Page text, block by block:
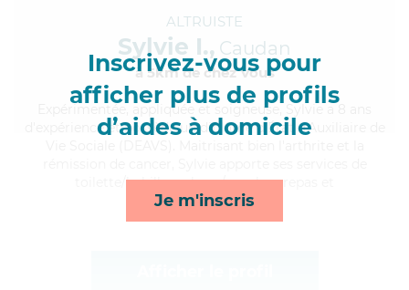
Inscrivez-vous pour
afficher plus de profils
d’aides à domicile
Je m'inscris
ALTRUISTE
Sylvie I., Caudan
à 5km de chez Vous
, appliquée et soigneuse, Sylvie a 8 ans
d'expérience et possède un diplôme d'État d'Auxiliaire de
toilette/habillage, lever/coucher, repas et
surveillance de nuit*